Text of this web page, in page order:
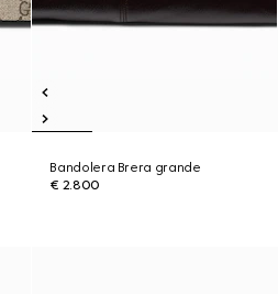
Bandolera Brera grande
€ 2.800